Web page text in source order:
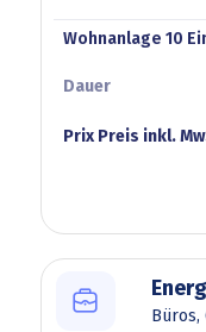
Wohnanlage 10
Büros,